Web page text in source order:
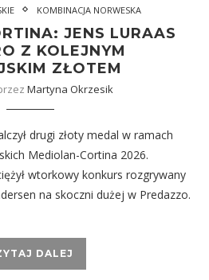
KOMBINACJA NORWESKA
JENS LURAAS
Z KOLEJNYM
ZŁOTEM
Martyna Okrzesik
drugi złoty medal w ramach
Mediolan-Cortina 2026.
wtorkowy konkurs rozgrywany
na skoczni dużej w Predazzo.
DALEJ